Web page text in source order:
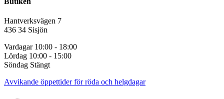
Hantverksvägen 7
436 34 Sisjön
Vardagar 10:00 - 18:00
Lördag 10:00 - 15:00
Söndag Stängt
Avvikande öppettider för röda och helgdagar